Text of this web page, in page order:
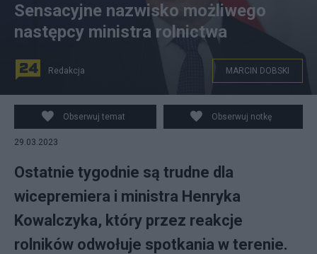
Sensacyjne nazwisko możliwego
następcy ministra rolnictwa
Redakcja MARCIN DOBSKI
Obserwuj temat Obserwuj notkę
29.03.2023
Ostatnie tygodnie są trudne dla
wicepremiera i ministra Henryka
Kowalczyka, który przez reakcje
rolników odwołuje spotkania w terenie.